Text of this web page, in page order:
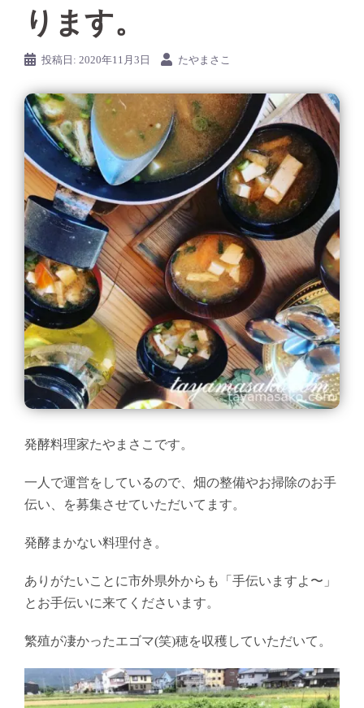
ります。
投稿日: 2020年11月3日 たやまさこ
発酵料理家たやまさこです。
一人で運営をしているので、畑の整備やお掃除のお手
伝い、を募集させていただいてます。
発酵まかない料理付き。
ありがたいことに市外県外からも「手伝いますよ〜」
とお手伝いに来てくださいます。
繁殖が凄かったエゴマ(笑)穂を収穫していただいて。